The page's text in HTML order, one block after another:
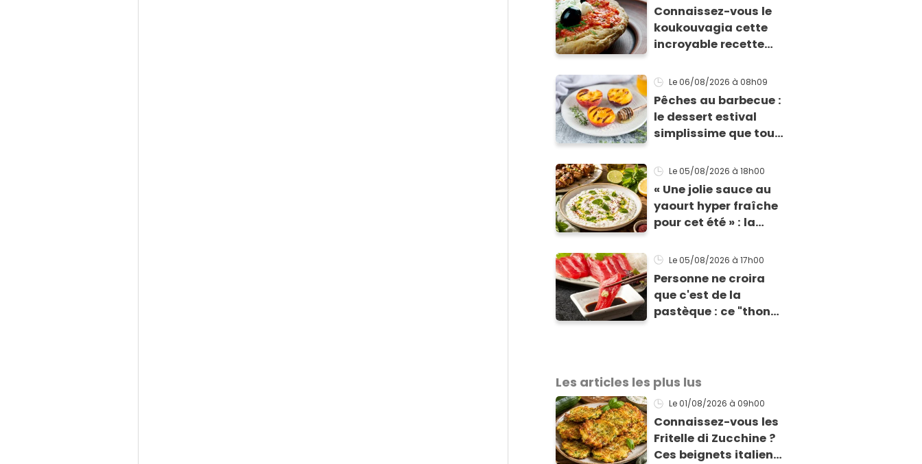
Connaissez-vous le
koukouvagia cette
incroyable recette
pain rassis et de
tomates
Le 06/08/2026 à 08h09
Pêches au barbecue :
le dessert estival
simplissime que tous
réclamer
Le 05/08/2026 à 18h00
« Une jolie sauce au
yaourt hyper fraîche
pour cet été » : la
chef Éric Frechon
pour accompagner
vos grillades
Le 05/08/2026 à 17h00
Personne ne croira
que c'est de la
pastèque : ce "thon"
Les articles les plus lus
Le 01/08/2026 à 09h00
Connaissez-vous les
Fritelle di Zucchine ?
Ces beignets italiens